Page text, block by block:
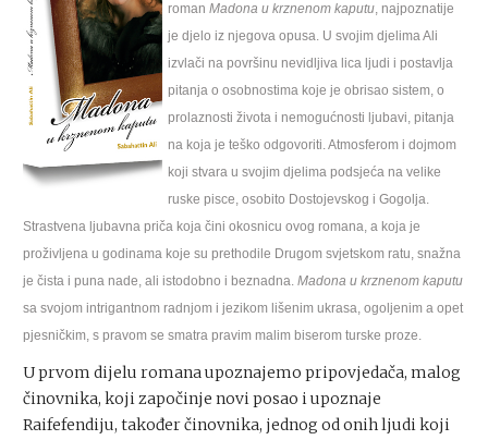
roman Madona u krznenom kaputu, najpoznatije
je djelo iz njegova opusa. U svojim djelima Ali
izvlači na površinu nevidljiva lica ljudi i postavlja
pitanja o osobnostima koje je obrisao sistem, o
prolaznosti života i nemogućnosti ljubavi, pitanja
na koja je teško odgovoriti. Atmosferom i dojmom
koji stvara u svojim djelima podsjeća na velike
ruske pisce, osobito Dostojevskog i Gogolja.
Strastvena ljubavna priča koja čini okosnicu ovog romana, a koja je
proživljena u godinama koje su prethodile Drugom svjetskom ratu, snažna
je čista i puna nade, ali istodobno i beznadna. Madona u krznenom kaputu
sa svojom intrigantnom radnjom i jezikom lišenim ukrasa, ogoljenim a opet
pjesničkim, s pravom se smatra pravim malim biserom turske proze.
U prvom dijelu romana upoznajemo pripovjedača, malog
činovnika, koji započinje novi posao i upoznaje
Raifefendiju, također činovnika, jednog od onih ljudi koji